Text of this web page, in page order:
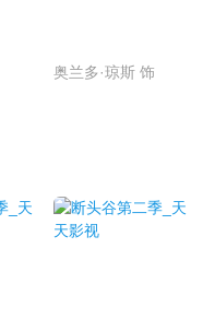
奥兰多·琼斯 饰